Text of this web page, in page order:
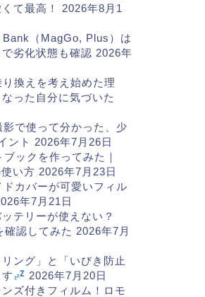
て最高！
2026年8月1
（MagGo, Plus）は
劣化状態も確認 2026年
換えを考え始めた理
った自分に気づいた
で使って分かった、少
ント 2026年7月26日
ックを作ってみた｜
い方 2026年7月23日
カバーが可愛いフィル
年7月21日
テリーが使えない？
確認してみた 2026年7月
ング」と「いびき防止
2026年7月20日
ズ付きフィルム！ロモ